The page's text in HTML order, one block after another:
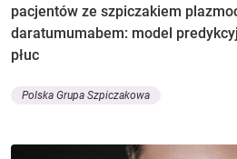
pacjentów ze szpiczakiem
daratumumabem: model
płuc
Polska Grupa Szpiczakowa